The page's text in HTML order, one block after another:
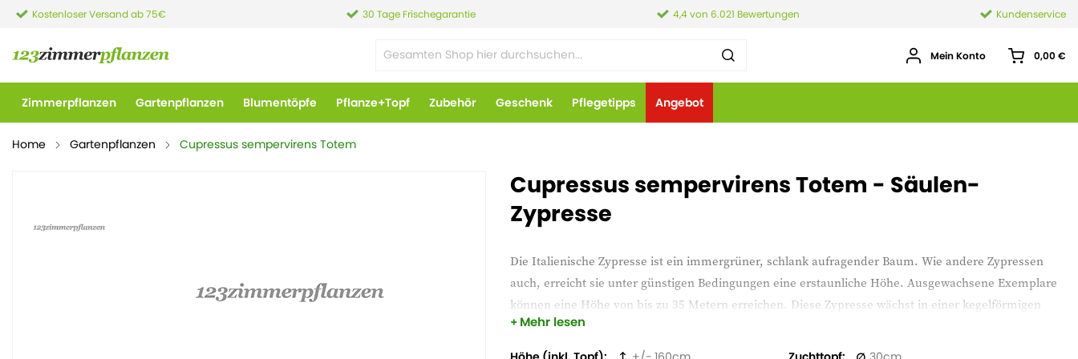
Kostenloser Versand ab 75€ 30 Tage Frischegarantie 4,4 von 6.021 Bewertungen Kundenservice
Mein Konto 0,00 €
Zimmerpflanzen Gartenpflanzen Blumentöpfe Pflanze+Topf Zubehör Geschenk Pflegetipps Angebot
Home Gartenpflanzen Cupressus sempervirens Totem
Cupressus sempervirens Totem - Säulen-
Zypresse
Die Italienische Zypresse ist ein immergrüner, schlank aufragender Baum. Wie andere Zypressen
auch, erreicht sie unter günstigen Bedingungen eine erstaunliche Höhe. Ausgewachsene Exemplare
können eine Höhe von bis zu 35 Metern erreichen. Diese Zypresse wächst in einer kegelförmigen
Form. Die Totem-Zypresse wächst zwar etwas langsamer als viele andere Sorten, aber sie bekommt
eine schöne Form.
Mehr lesen